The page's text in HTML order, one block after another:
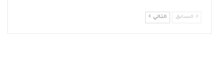
السابق التالي